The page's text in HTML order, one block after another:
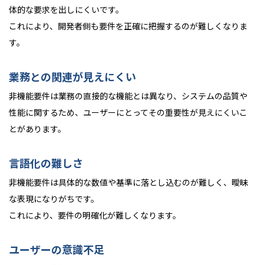
体的な要求を出しにくいです。
これにより、開発者側も要件を正確に把握するのが難しくなりま
す。
業務との関連が見えにくい
非機能要件は業務の直接的な機能とは異なり、システムの品質や
性能に関するため、ユーザーにとってその重要性が見えにくいこ
とがあります。
言語化の難しさ
非機能要件は具体的な数値や基準に落とし込むのが難しく、曖昧
な表現になりがちです。
これにより、要件の明確化が難しくなります。
ユーザーの意識不足